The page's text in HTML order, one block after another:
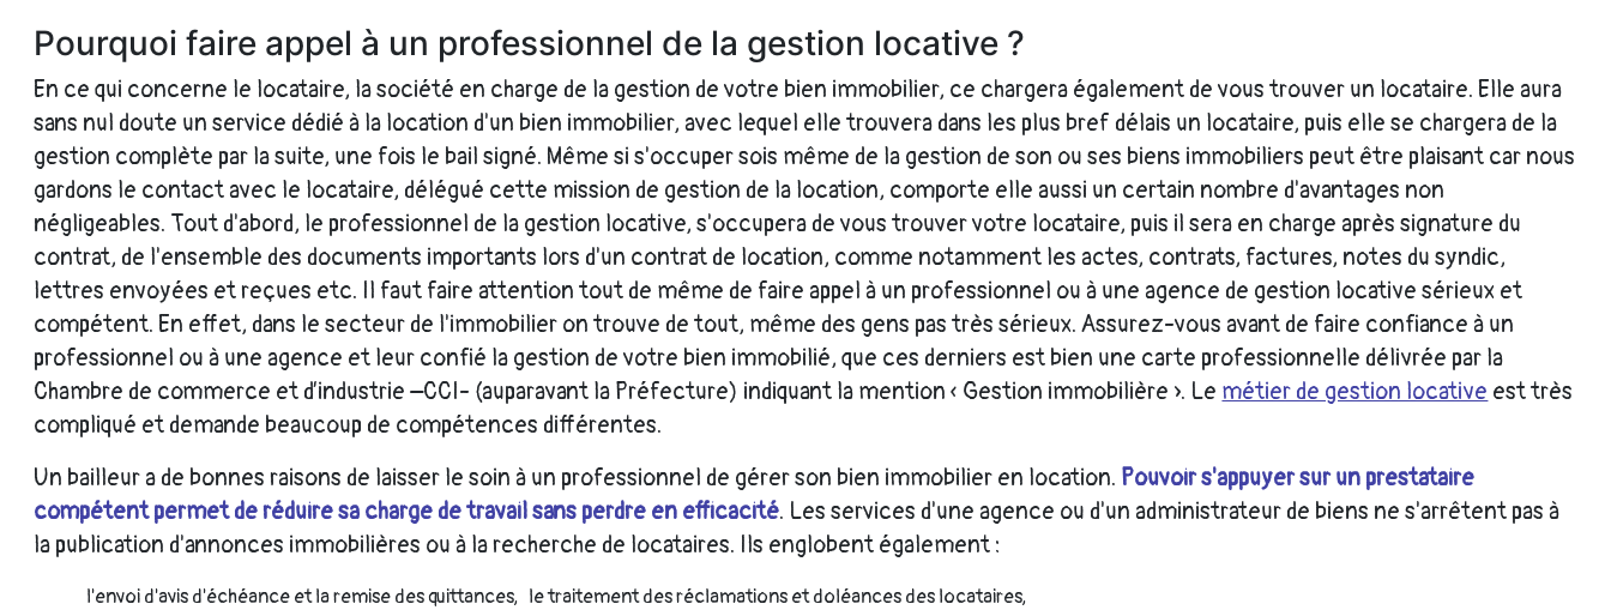
Pourquoi faire appel à un professionnel de la gestion locative ?
En ce qui concerne le locataire, la société en charge de la gestion de votre bien immobilier, ce chargera également de vous trouver un locataire. Elle aura
sans nul doute un service dédié à la location d'un bien immobilier, avec lequel elle trouvera dans les plus bref délais un locataire, puis elle se chargera de la
gestion complète par la suite, une fois le bail signé. Même si s'occuper sois même de la gestion de son ou ses biens immobiliers peut être plaisant car nous
gardons le contact avec le locataire, délégué cette mission de gestion de la location, comporte elle aussi un certain nombre d'avantages non
négligeables. Tout d'abord, le professionnel de la gestion locative, s'occupera de vous trouver votre locataire, puis il sera en charge après signature du
contrat, de l'ensemble des documents importants lors d'un contrat de location, comme notamment les actes, contrats, factures, notes du syndic,
lettres envoyées et reçues etc. Il faut faire attention tout de même de faire appel à un professionnel ou à une agence de gestion locative sérieux et
compétent. En effet, dans le secteur de l'immobilier on trouve de tout, même des gens pas très sérieux. Assurez-vous avant de faire confiance à un
professionnel ou à une agence et leur confié la gestion de votre bien immobilié, que ces derniers est bien une carte professionnelle délivrée par la
Chambre de commerce et d’industrie –CCI- (auparavant la Préfecture) indiquant la mention « Gestion immobilière ». Le métier de gestion locative est très
compliqué et demande beaucoup de compétences différentes.
Un bailleur a de bonnes raisons de laisser le soin à un professionnel de gérer son bien immobilier en location. Pouvoir s'appuyer sur un prestataire
compétent permet de réduire sa charge de travail sans perdre en efficacité. Les services d'une agence ou d'un administrateur de biens ne s'arrêtent pas à
la publication d'annonces immobilières ou à la recherche de locataires. Ils englobent également :
l'envoi d'avis d'échéance et la remise des quittances, le traitement des réclamations et doléances des locataires,